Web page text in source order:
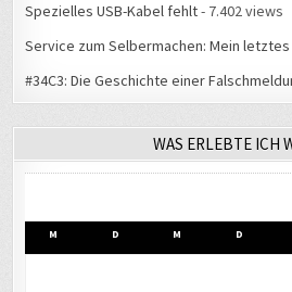
Spezielles USB-Kabel fehlt- 7.402 views
Service zum Selbermachen: Mein letztes
#34C3: Die Geschichte einer
WAS ERLEBTE ICH
M D M D